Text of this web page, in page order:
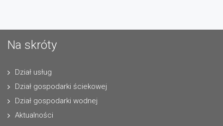
Na skróty
Dział usług
Dział gospodarki ściekowej
Dział gospodarki wodnej
Aktualności